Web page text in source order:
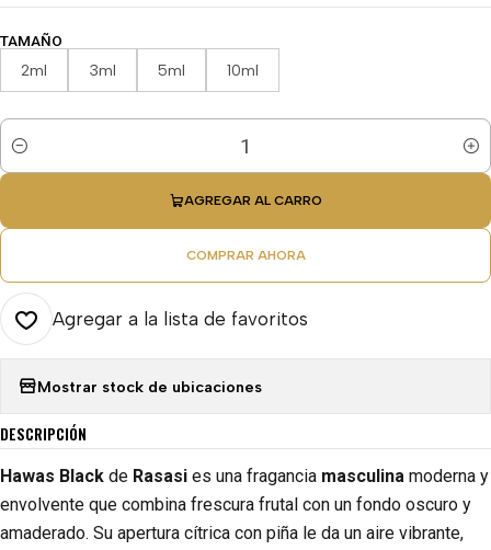
TAMAÑO
2ml 3ml 5ml 10ml
Cantidad
AGREGAR AL CARRO
COMPRAR AHORA
Agregar a la lista de favoritos
Mostrar stock de ubicaciones
DESCRIPCIÓN
Hawas Black de Rasasi es una fragancia masculina moderna y
envolvente que combina frescura frutal con un fondo oscuro y
amaderado. Su apertura cítrica con piña le da un aire vibrante,